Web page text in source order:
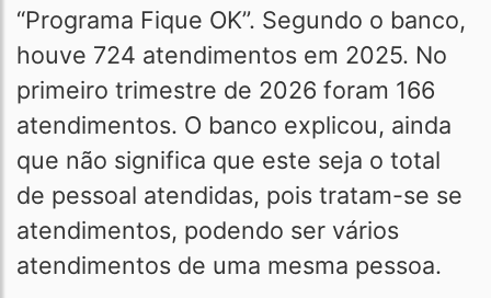
“Programa Fique OK”. Segundo o banco,
houve 724 atendimentos em 2025. No
primeiro trimestre de 2026 foram 166
atendimentos. O banco explicou, ainda
que não significa que este seja o total
de pessoal atendidas, pois tratam-se se
atendimentos, podendo ser vários
atendimentos de uma mesma pessoa.